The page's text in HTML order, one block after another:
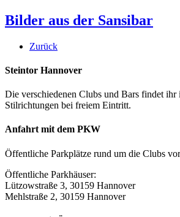
Bilder aus der Sansibar
Zurück
Steintor Hannover
Die verschiedenen Clubs und Bars findet ihr
Stilrichtungen bei freiem Eintritt.
Anfahrt mit dem PKW
Öffentliche Parkplätze rund um die Clubs
Öffentliche Parkhäuser:
Lützowstraße 3, 30159 Hannover
Mehlstraße 2, 30159 Hannover